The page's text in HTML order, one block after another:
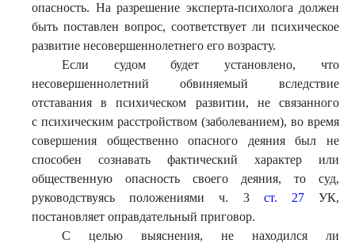
опасность. На разрешение эксперта-психолога должен
быть поставлен вопрос, соответствует ли психическое
развитие несовершеннолетнего его возрасту.
Если судом будет установлено, что
несовершеннолетний обвиняемый вследствие
отставания в психическом развитии, не связанного
с психическим расстройством (заболеванием), во время
совершения общественно опасного деяния был не
способен сознавать фактический характер или
общественную опасность своего деяния, то суд,
руководствуясь положениями ч. 3 ст. 27УК,
постановляет оправдательный приговор.
С целью выяснения, не находился ли